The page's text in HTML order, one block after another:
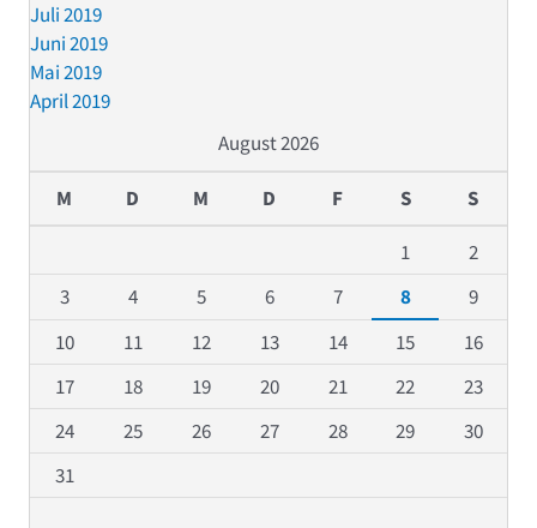
Juli 2019
Juni 2019
Mai 2019
April 2019
August 2026
M D M D F S S
1
2
3
4 5 6 7 8
9
10
11 12 13 14 15
16
17
18 19 20 21 22
23
24
25 26 27 28 29
30
31